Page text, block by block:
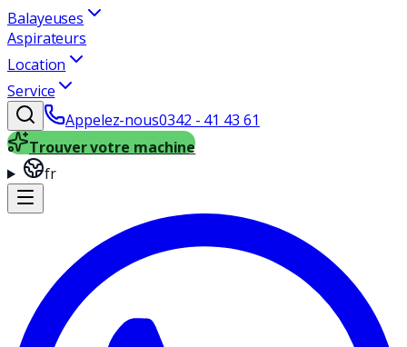
Balayeuses
Aspirateurs
Location
Service
Appelez-nous0342 - 41 43 61
Trouver votre machine
fr